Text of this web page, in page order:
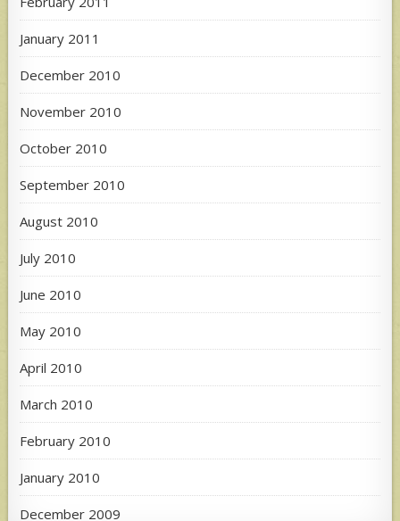
January 2011
December 2010
November 2010
October 2010
September 2010
August 2010
July 2010
June 2010
May 2010
April 2010
March 2010
February 2010
January 2010
December 2009